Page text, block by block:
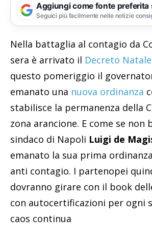
Aggiungi come fonte preferita
Seguici più facilmente nelle notizie
Nella battaglia al contagio da
sera è arrivato il Decreto Natale
questo pomeriggio il
emanato una nuova ordinanza
stabilisce la permanenza della
zona arancione. E come se non
sindaco di Napoli Luigi de
emanato la sua prima
anti contagio. I partenopei
dovranno girare con il book
con autocertificazioni per ogni
caos continua